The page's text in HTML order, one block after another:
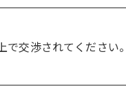
交渉されてください。